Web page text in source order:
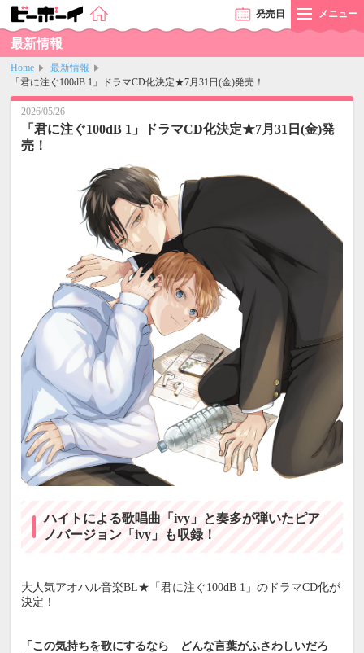
発売日 メニュー
最新情報
Home
最新情報
「君に注ぐ100dB 1」ドラマCD化決定★7月31日(金)発売！
2026/05/26
「君に注ぐ100dB 1」ドラマCD化決定★7月31日(金)発
売！
ハイトによる歌唱曲「ivy」と奏多が弾いたピア
ノバージョン「ivy」も収録！
大人気アオハル音楽BL★「君に注ぐ100dB 1」のドラマCD化が
決定！
「この気持ちを歌にするなら どんな言葉がふさわしいだろ